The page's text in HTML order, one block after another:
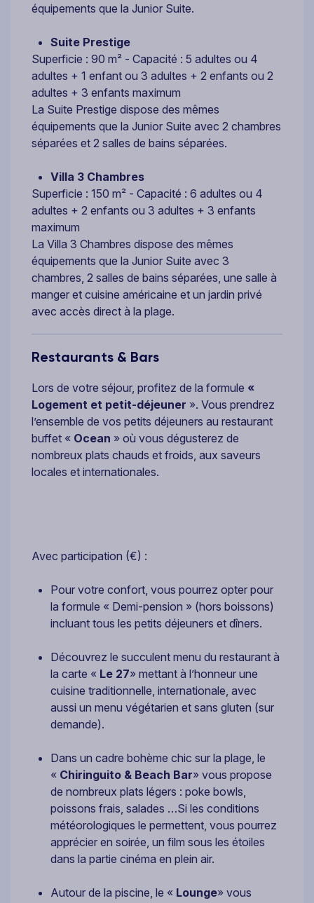
équipements que la Junior Suite.
Suite Prestige
Superficie : 90 m² - Capacité : 5 adultes ou 4
adultes + 1 enfant ou 3 adultes + 2 enfants ou 2
adultes + 3 enfants maximum
La Suite Prestige dispose des mêmes
équipements que la Junior Suite avec 2 chambres
séparées et 2 salles de bains séparées.
Villa 3 Chambres
Superficie : 150 m² - Capacité : 6 adultes ou 4
adultes + 2 enfants ou 3 adultes + 3 enfants
maximum
La Villa 3 Chambres dispose des mêmes
équipements que la Junior Suite avec 3
chambres, 2 salles de bains séparées, une salle à
manger et cuisine américaine et un jardin privé
avec accès direct à la plage.
Restaurants & Bars
Lors de votre séjour, profitez de la formule «
Logement et petit-déjeuner ». Vous prendrez
l’ensemble de vos petits déjeuners au restaurant
buffet « Ocean » où vous dégusterez de
nombreux plats chauds et froids, aux saveurs
locales et internationales.
Avec participation (€) :
Pour votre confort, vous pourrez opter pour
la formule « Demi-pension » (hors boissons)
incluant tous les petits déjeuners et dîners.
Découvrez le succulent menu du restaurant à
la carte « Le 27» mettant à l’honneur une
cuisine traditionnelle, internationale, avec
aussi un menu végétarien et sans gluten (sur
demande).
Dans un cadre bohème chic sur la plage, le
« Chiringuito & Beach Bar» vous propose
de nombreux plats légers : poke bowls,
poissons frais, salades …Si les conditions
météorologiques le permettent, vous pourrez
apprécier en soirée, un film sous les étoiles
dans la partie cinéma en plein air.
Autour de la piscine, le « Lounge» vous